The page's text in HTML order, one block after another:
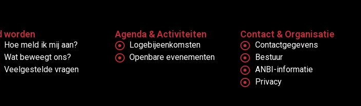
worden
Hoe meld ik mij aan?
Wat beweegt ons?
Veelgestelde vragen
Agenda & Activiteiten
Logebijeenkomsten
Openbare evenementen
Contact & Organisatie
Contactgegevens
Bestuur
ANBI-informatie
Privacy